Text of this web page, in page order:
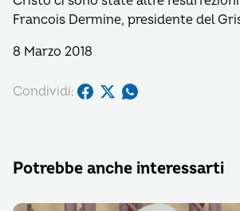
Francois Dermine, presidente del
8 Marzo 2018
Condividi:
Potrebbe anche interessarti